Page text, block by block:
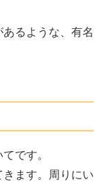
るような、有名
です。
ます。周りにい